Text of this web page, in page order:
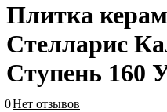
Плитка
Стелларис
Ступень 160
0Нет отзывов